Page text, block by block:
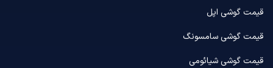
قیمت گوشی اپل
قیمت گوشی سامسونگ
قیمت گوشی شیائومی